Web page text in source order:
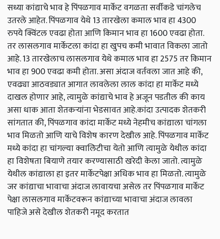
सध्या कांद्याचे भाव हे पिंपळगाव मार्केट वगळता सर्वीकडे चांगलेच
उतरले आहेत. पिंपळगाव येथे 13 तारखेला कमाल भाव हा 4300
रुपये क्विंटल एवढा होता आणि किमान भाव हा 1600 एवढा होता.
तर लासलगाव मार्केटला कांदा हा खुपच कमी भावात विकला जातो
आहे. 13 तारखेलाच लासलगाव येथे कमाल भाव हा 2575 तर किमान
भाव हा 900 एवढा कमी होता. असा अंदाज वर्तवला जात आहे की,
एवढ्या आठवड्यात आगात लावलेला लाल कांदा हा मार्केट मध्ये
दाखल होणार आहे, त्यामुळे कांद्याचे भाव हे अजून पडतील की काय
असा धाक आता शेतकऱ्यांना भेडसावत आहे.कांदा उत्पादक शेतकरी
सांगतात की, पिंपळगाव कांदा मार्केट मध्ये नेहमीच कांद्याला चांगला
भाव मिळतो आणि याचे विशेष कारण देखील आहे. पिंपळगाव मार्केट
मध्ये कांदा हा चांगल्या क्वालिटीचा येतो आणि त्यामुळे येथील कांदा
हा विशेषता बियाणे तयार करण्यासाठी खरेदी केला जातो. त्यामुळे
येथील कांद्याला हा इतर मार्केटपेक्षा अधिक भाव हा मिळतो. त्यामुळे
जर कांद्याचा भावाचा अंदाज लावायचा असेल तर पिंपळगाव मार्केट
पेक्षा लासलगाव मार्केटवरून कांद्याच्या भावाचा अंदाज लावला
पाहिजे असे देखील शेतकरी नमूद करतात